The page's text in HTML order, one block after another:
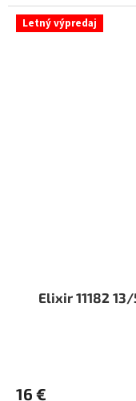
Letný výpredaj
Elixir 11182
16 €